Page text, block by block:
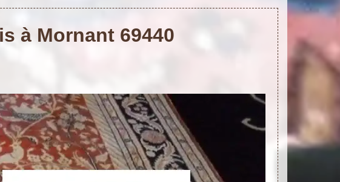
à Mornant 69440